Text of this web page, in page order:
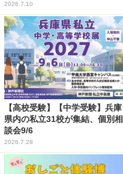
2026.7.10
【高校受験】【中学受験】兵庫
県内の私立31校が集結、個別相
談会9/6
2026.7.28